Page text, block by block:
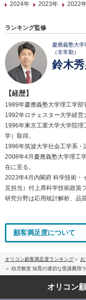
2024年
2023年 2022
ランキング監修
慶應義塾大
（非常勤）
鈴木
【経歴】
1989年慶應義塾大学理工学部
1992年ロチェスター大学経営
1996年東京工業大学大学院
学）取得。
1996年筑波大学社会工学系・
2008年4月慶應義塾大学理工
在に至る。
2023年4月内閣府 科学技術・
災担当）付上席科学技術政策
研究分野は応用統計解析、品
顧客満足度について
オリコン顧客満足度ランキング
幼児教室 知育の適切な受講費用
オリコン